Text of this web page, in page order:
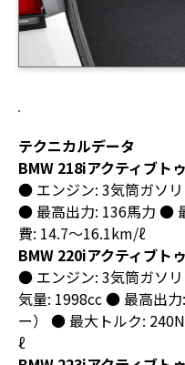
テクニカルデータ
BMW 218iアクティブト
● エンジン: 3気筒ガソ
● 最高出力: 136馬力 ●
費: 14.7～16.1km/ℓ
BMW 220iアクティブト
● エンジン: 3気筒ガソ
気量: 1998cc ● 最高出
ー） ● 最大トルク:
ℓ